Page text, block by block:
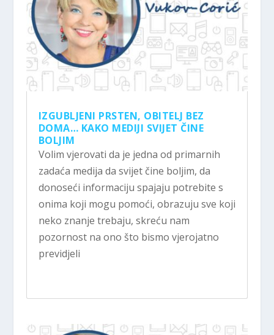
IZGUBLJENI PRSTEN, OBITELJ BEZ
DOMA… KAKO MEDIJI SVIJET ČINE
BOLJIM
Volim vjerovati da je jedna od primarnih
zadaća medija da svijet čine boljim, da
donoseći informaciju spajaju potrebite s
onima koji mogu pomoći, obrazuju sve koji
neko znanje trebaju, skreću nam
pozornost na ono što bismo vjerojatno
previdjeli